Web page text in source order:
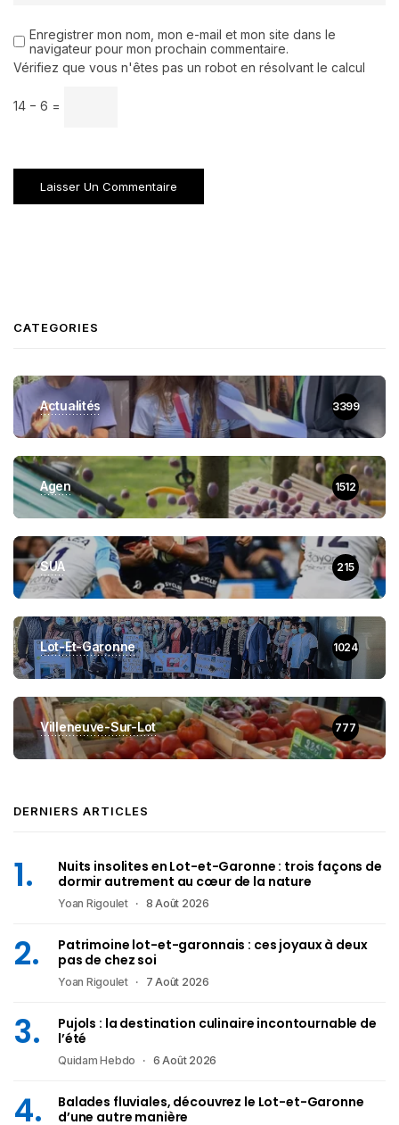
Enregistrer mon nom, mon e-mail et mon site dans le
navigateur pour mon prochain commentaire.
Vérifiez que vous n'êtes pas un robot en résolvant le calcul
14 − 6 =
CATEGORIES
Actualités 3399
Agen 1512
SUA 215
Lot-Et-Garonne 1024
Villeneuve-Sur-Lot 777
DERNIERS ARTICLES
Nuits insolites en Lot-et-Garonne : trois façons de
dormir autrement au cœur de la nature
Yoan Rigoulet 8 Août 2026
Patrimoine lot-et-garonnais : ces joyaux à deux
pas de chez soi
Yoan Rigoulet 7 Août 2026
Pujols : la destination culinaire incontournable de
l’été
Quidam Hebdo 6 Août 2026
Balades fluviales, découvrez le Lot-et-Garonne
d’une autre manière